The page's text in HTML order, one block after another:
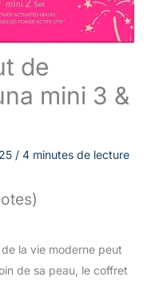
de
mini 3 &
/ 4 minutes de lecture
la vie moderne peut
de sa peau, le coffret